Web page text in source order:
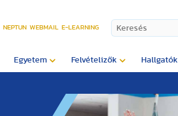
NEPTUN WEBMAIL E-LEARNING
Egyetem Felvételizők Hallgatók